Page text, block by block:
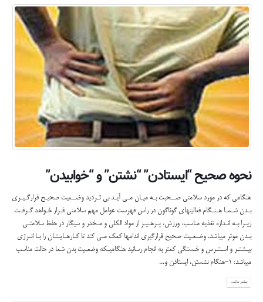
نحوه صحیح “ایستادن” “نشتن” و “خوابیدن”
هنگامی که در مورد سلامتی صــحبت بـه میـان مـی آیـد بی تـردید وضــعیت صحیـح قرارگـیـری
بـدن شـمـا هـنـگام فعالیتهای گوناگون در راس فهرست عوامل مهم سلامتی قـرار خـواهد گـرفـت
زیـرا بـه انـدازه تغذیه مناسب، ورزش، پـرهـیـز از مواد الکلی و مـخدر و سیگار در حفظ سلامتـی
بـدن موثر میباشد. وضـعـیت صحیح قرارگیری اندامها کمک مـی کند تا کـارهـایـتـان را بـا انـرژی
بیـشتـر و اسـتـرس و خـستگی کمتر به انجام رسانید هنگامیـکه وضعـیت بدن شما در حالت مناسب
میباشد: 1-هنگام نشستن، ایستادن و...
بیشتر بدانید...